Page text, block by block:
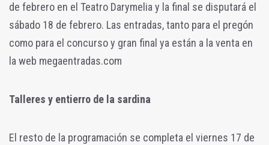
de febrero en el Teatro Darymelia y la final se disputará el
sábado 18 de febrero. Las entradas, tanto para el pregón
como para el concurso y gran final ya están a la venta en
la web megaentradas.com
Talleres y entierro de la sardina
El resto de la programación se completa el viernes 17 de